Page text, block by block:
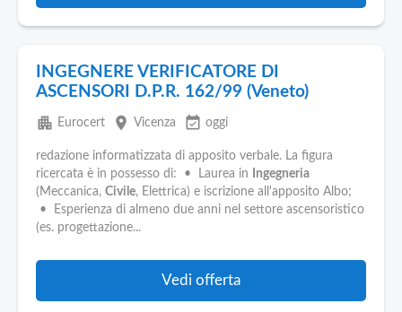
INGEGNERE VERIFICATORE DI
ASCENSORI D.P.R. 162/99 (Veneto)
apartment Eurocert place Vicenza event_available oggi
redazione informatizzata di apposito verbale. La figura
ricercata è in possesso di: • Laurea in
Ingegneria
(Meccanica, Civile, Elettrica) e iscrizione all'apposito Albo;
• Esperienza di almeno due anni nel settore ascensoristico
(es. progettazione...
Vedi offerta